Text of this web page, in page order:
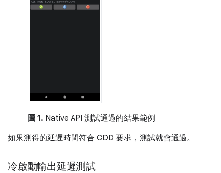
圖 1. Native API 測試通過的結果範例
如果測得的延遲時間符合 CDD 要求，測試就會通過。
冷啟動輸出延遲測試